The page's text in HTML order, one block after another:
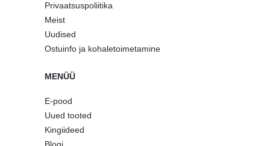
Privaatsuspoliitika
Meist
Uudised
Ostuinfo ja kohaletoimetamine
MENÜÜ
E-pood
Uued tooted
Kingiideed